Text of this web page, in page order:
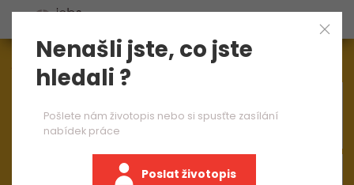
Aktuálně1544nabídek práce
Nenašli jste, co jste
hledali ?
Pošlete nám životopis nebo si spusťte zasílání
nabídek práce
Poslat životopis